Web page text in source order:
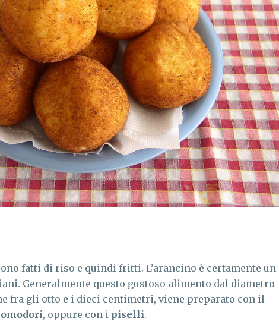
fatti di riso e quindi fritti. L’arancino è certamente un
Generalmente questo gustoso alimento dal diametro
fra gli otto e i dieci centimetri, viene preparato con il
, oppure con i piselli.